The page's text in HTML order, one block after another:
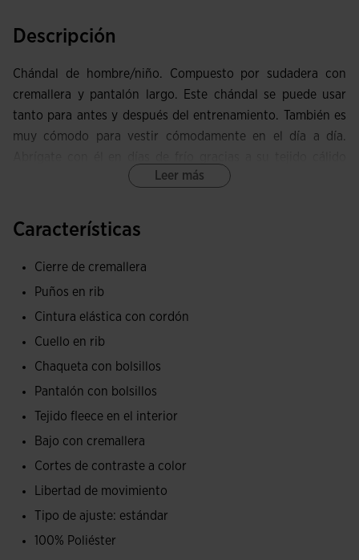
Descripción
Chándal de hombre/niño. Compuesto por sudadera con
cremallera y pantalón largo. Este chándal se puede usar
tanto para antes y después del entrenamiento. También es
muy cómodo para vestir cómodamente en el día a día.
interior mientras te mueves con total libertad.
laterales para que guardes tus imprescindible. Está
que se caracteriza por los cortes de contraste a color en la
zona de los hombros, frontal superior y los ribetes
laterales.
El pantalón cuenta con cintura elástica ajustable mediante
cordones y bolsillos con cremalleras en los laterales. De
esta manera, el futbolista podrá guardar y transportar
cómodamente sus objetos personales, como el móvil o las
llaves, sin preocuparse por perderlos. También posee
contraste a color en los laterales.
Leer más
Características
Cierre de cremallera
Puños en rib
Cintura elástica con cordón
Cuello en rib
Chaqueta con bolsillos
Pantalón con bolsillos
Tejido fleece en el interior
Bajo con cremallera
Cortes de contraste a color
Libertad de movimiento
Tipo de ajuste: estándar
100% Poliéster